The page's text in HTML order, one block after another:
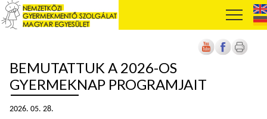
BEMUTATTUK A 2026-OS
GYERMEKNAP PROGRAMJAIT
2026. 05. 28.